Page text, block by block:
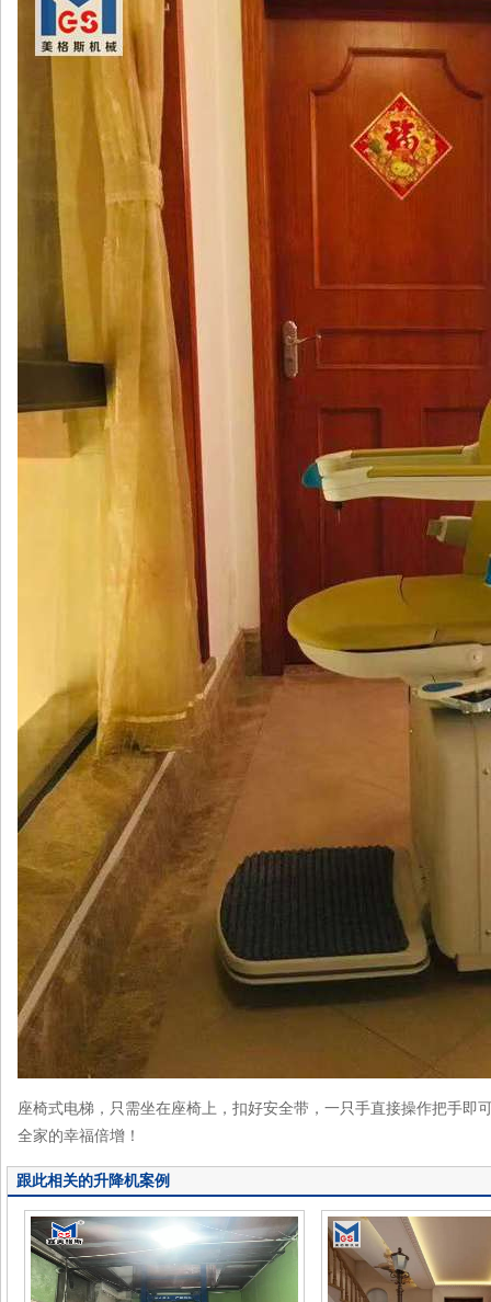
座椅式电梯，只需坐在座椅上，扣好安全带，一只手直接操作把手
全家的幸福倍增！
跟此相关的升降机案例